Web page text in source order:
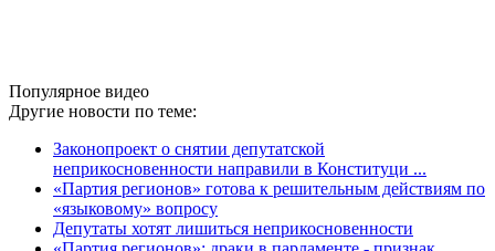
Популярное видео
Другие новости по теме:
Законопроект о снятии депутатской
неприкосновенности направили в Конституци ...
«Партия регионов» готова к решительным действиям по
«языковому» вопросу
Депутаты хотят лишиться неприкосновенности